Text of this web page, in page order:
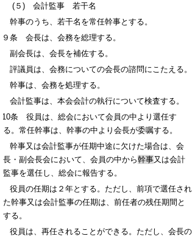
(５) 会計監事 若干名
幹事のうち、若干名を常任幹事とする。
９条 会長は、会務を総理する。
副会長は、会長を補佐する。
評議員は、会務についての会長の諮問にこたえる。
幹事は、会務を処理する。
会計監事は、本会会計の執行について検査する。
10条 役員は、総会において会員の中より選任す
る。常任幹事は、幹事の中より会長が委嘱する。
幹事又は会計監事が任期中途に欠けた場合は、会
長・副会長会において、会員の中から幹事又は会計
監事を選任し、総会に報告する。
役員の任期は２年とする。ただし、前項で選任され
た幹事又は会計監事の任期は、前任者の残任期間と
する。
役員は、再任されることができる。ただし、会長の